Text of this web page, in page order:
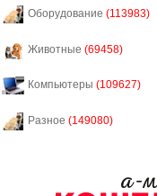
Оборудование (113983)
Животные (69458)
Компьютеры (109627)
Разное (149080)